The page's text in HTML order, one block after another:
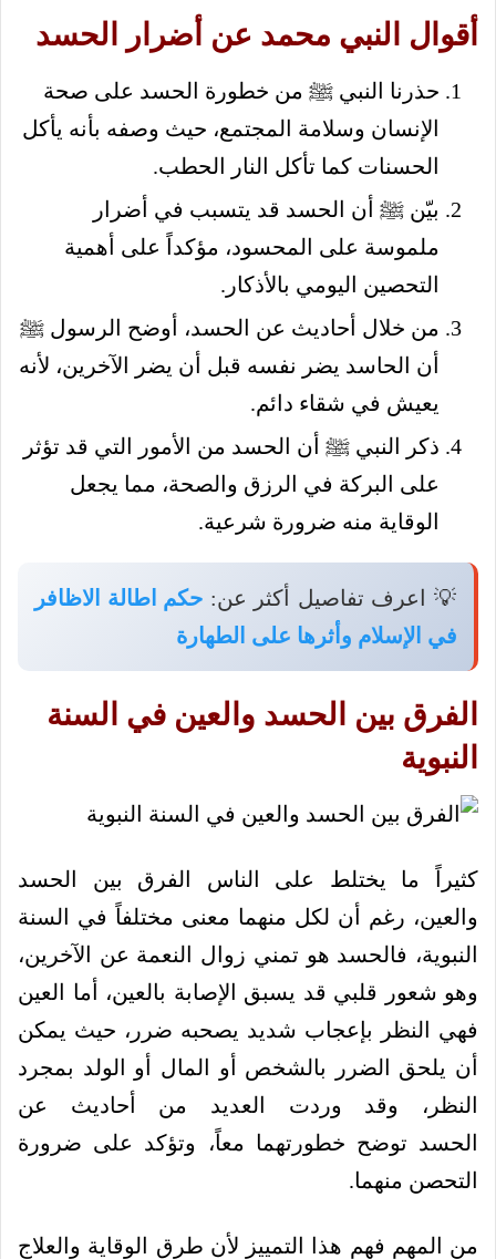
أقوال النبي محمد عن أضرار الحسد
حذرنا النبي ﷺ من خطورة الحسد على صحة
الإنسان وسلامة المجتمع، حيث وصفه بأنه يأكل
الحسنات كما تأكل النار الحطب.
بيّن ﷺ أن الحسد قد يتسبب في أضرار
ملموسة على المحسود، مؤكداً على أهمية
التحصين اليومي بالأذكار.
من خلال أحاديث عن الحسد، أوضح الرسول ﷺ
أن الحاسد يضر نفسه قبل أن يضر الآخرين، لأنه
يعيش في شقاء دائم.
ذكر النبي ﷺ أن الحسد من الأمور التي قد تؤثر
على البركة في الرزق والصحة، مما يجعل
الوقاية منه ضرورة شرعية.
💡 اعرف تفاصيل أكثر عن: حكم اطالة الاظافر
في الإسلام وأثرها على الطهارة
الفرق بين الحسد والعين في السنة
النبوية
كثيراً ما يختلط على الناس الفرق بين الحسد
والعين، رغم أن لكل منهما معنى مختلفاً في السنة
النبوية، فالحسد هو تمني زوال النعمة عن الآخرين،
وهو شعور قلبي قد يسبق الإصابة بالعين، أما العين
فهي النظر بإعجاب شديد يصحبه ضرر، حيث يمكن
أن يلحق الضرر بالشخص أو المال أو الولد بمجرد
النظر، وقد وردت العديد من أحاديث عن
الحسد توضح خطورتهما معاً، وتؤكد على ضرورة
التحصن منهما.
من المهم فهم هذا التمييز لأن طرق الوقاية والعلاج